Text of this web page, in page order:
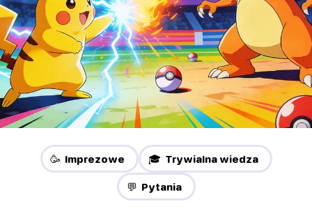
🥳 Imprezowe 🎓 Trywialna wiedza
💬 Pytania